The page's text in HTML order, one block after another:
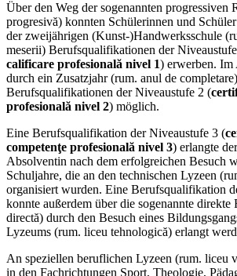
Über den Weg der sogenannten progressiven
progresivă) konnten Schülerinnen und
der zweijährigen (Kunst-)Handwerksschule
meserii) Berufsqualifikationen der
calificare profesională nivel 1) erwerben. Im
durch ein Zusatzjahr (rum. anul de
Berufsqualifikationen der Niveaustufe 2 (
profesională nivel 2) möglich.
Eine Berufsqualifikation der Niveaustufe 3 (
competenţe profesională nivel 3) erlangte
Absolventin nach dem erfolgreichen Besuch
Schuljahre, die an den technischen Lyzeen
organisiert wurden. Eine Berufsqualifikation
konnte außerdem über die sogenannte direkte
directă) durch den Besuch eines
Lyzeums (rum. liceu tehnologică) erlangt
An speziellen beruflichen Lyzeen (rum. liceu
in den Fachrichtungen Sport, Theologie,